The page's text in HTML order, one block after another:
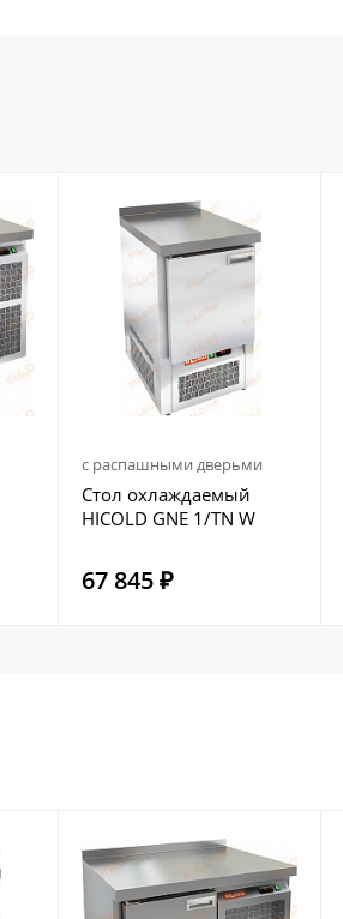
с распашными дверьми
Стол охлаждаемый
HICOLD GNE 1/TN W
67 845 ₽